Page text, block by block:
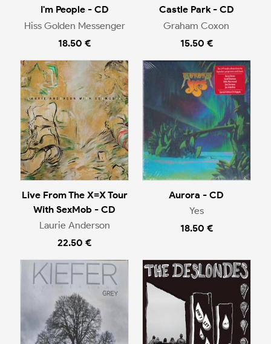
I'm People - CD
Hiss Golden Messenger
18.50 €
Castle Park - CD
Graham Coxon
15.50 €
Live From The X=X Tour
With SexMob - CD
Laurie Anderson
22.50 €
Aurora - CD
Yes
18.50 €